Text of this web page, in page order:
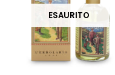
ESAURITO